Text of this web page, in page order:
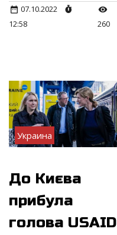
07.10.2022
12:58
260
Украина
До Києва
прибула
голова USAID